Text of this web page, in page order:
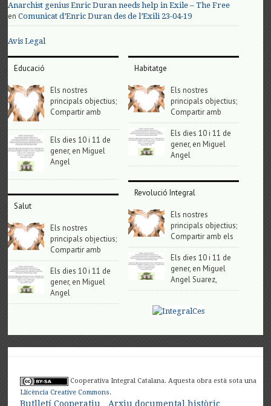
Anarchist genius Enric Duran needs help in Exile – The Free
enComunicat d’Enric Duran des de l’Exili 23-04-19
Avis Legal
Educació
Els nostres
principals objectius;
Compartir amb
Els dies 10 i 11 de
gener, en Miguel
Angel
Salut
Els nostres
principals objectius;
Compartir amb
Els dies 10 i 11 de
gener, en Miguel
Angel
Habitatge
Els nostres
principals objectius;
Compartir amb
Els dies 10 i 11 de
gener, en Miguel
Angel
Revolució Integral
Els nostres
principals objectius;
Compartir amb els
Els dies 10 i 11 de
gener, en Miguel
Angel Suarez,
Cooperativa Integral Catalana. Aquesta obra està sota una
Llicència Creative Commons.
Butlletí Cooperatiu Arxiu documental històric